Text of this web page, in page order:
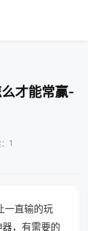
才能常赢-
1
一直输的玩
，有需要的